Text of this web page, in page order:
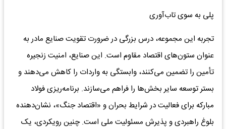
پلی به سوی تاب‌آوری
تجربه این مجموعه، درس بزرگی در ضرورت تقویت صنایع مادر به
عنوان ستون‌های اقتصاد مقاوم است. این صنایع، امنیت زنجیره
تأمین را تضمین می‌کنند، وابستگی به واردات را کاهش می‌دهند و
بستر توسعه سایر بخش‌ها را فراهم می‌سازند. برنامه‌ریزی فولاد
مبارکه برای فعالیت در شرایط بحران و «اقتصاد جنگ»، نشان‌دهنده
بلوغ راهبردی و پذیرش مسئولیت ملی است. چنین رویکردی، یک